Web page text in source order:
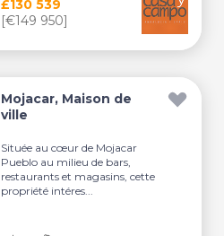
£130 539
[€149 950]
Mojacar, Maison de
ville
Située au cœur de Mojacar
Pueblo au milieu de bars,
restaurants et magasins, cette
propriété intéres...